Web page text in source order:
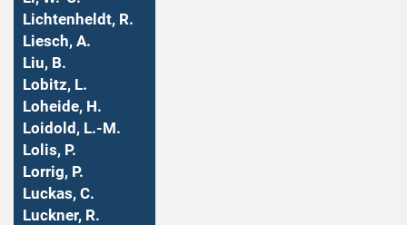
Lichtenheldt, R.
Liesch, A.
Liu, B.
Lobitz, L.
Loheide, H.
Loidold, L.-M.
Lolis, P.
Lorrig, P.
Luckas, C.
Luckner, R.